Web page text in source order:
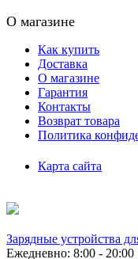
О магазине
Как купить
Доставка
О магазине
Гарантия
Контакты
Возврат товара
Политика
Карта сайта
Зарядные устройства
Ежедневно: 8:00 - 20:00